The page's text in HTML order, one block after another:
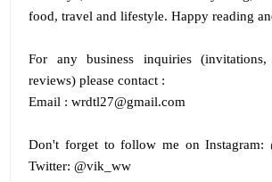
food, travel and lifestyle. Happy reading
For any business inquiries (invitations,
reviews) please contact :
Email : wrdtl27@gmail.com
Don't forget to follow me onInstagram:
Twitter: @vik_ww